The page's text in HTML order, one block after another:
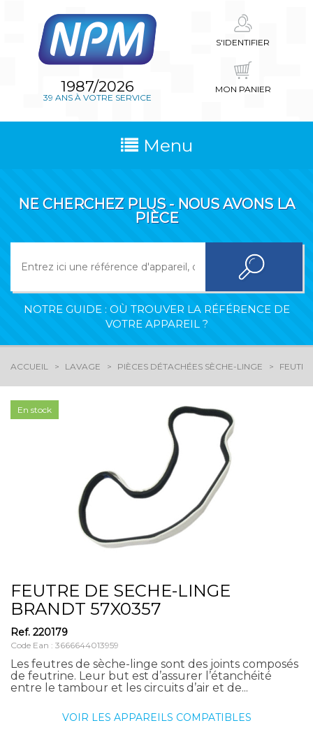
1987/2026
39 ANS À VOTRE SERVICE
S'IDENTIFIER
MON PANIER
Menu
NE CHERCHEZ PLUS - NOUS AVONS LA
PIÈCE
NOTRE GUIDE : OÙ TROUVER LA RÉFÉRENCE DE
VOTRE APPAREIL ?
ACCUEIL LAVAGE PIÈCES DÉTACHÉES SÈCHE-LINGE
En stock
FEUTRE DE SECHE-LINGE
BRANDT 57X0357
Ref. 220179
Code Ean : 3666644013959
Les feutres de sèche-linge sont des joints composés
de feutrine. Leur but est d’assurer l’étanchéité
entre le tambour et les circuits d’air et de...
VOIR LES APPAREILS COMPATIBLES